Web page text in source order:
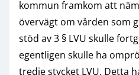
kommun framkom att
övervägt om vården som
stöd av 3 § LVU skulle
egentligen skulle ha
tredje stycket LVU. Detta